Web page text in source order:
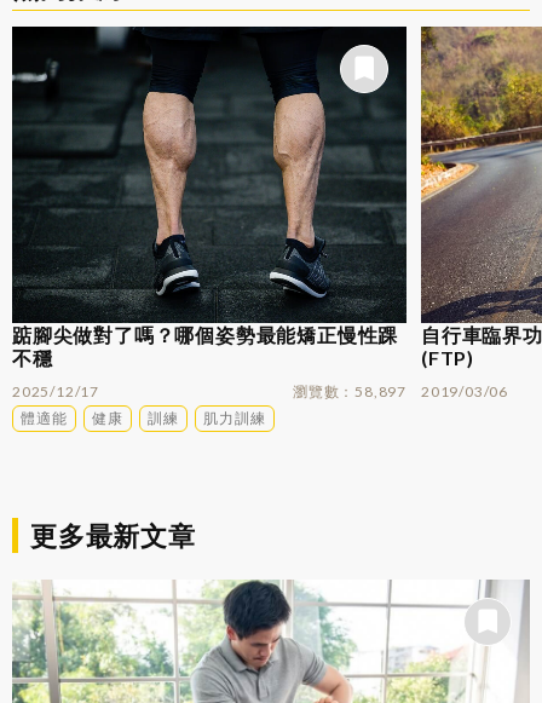
踮腳尖做對了嗎？哪個姿勢最能矯正慢性踝
不穩
2025/12/17 瀏覽數
58,897
體適能
健康 訓練 肌力訓練
自行車臨界
(FTP)
2019/03/06
更多最新文章